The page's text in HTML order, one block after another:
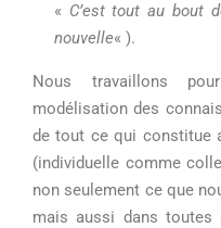
« C’est tout au bout
nouvelle« ).
Nous travaillons
modélisation des
de tout ce qui constitue
(individuelle comme
non seulement ce que
mais aussi dans toutes